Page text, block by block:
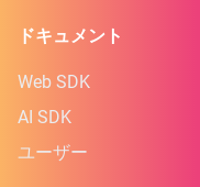
ドキュメント
Web SDK
AI SDK
ユーザー